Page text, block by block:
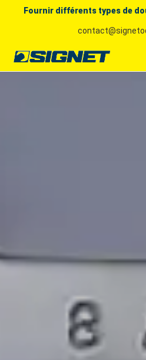
Fournir différents types de